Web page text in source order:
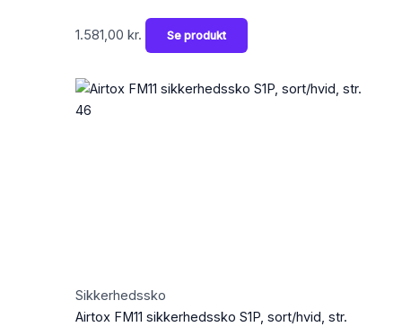
1.581,00 kr. Se produkt
Sikkerhedssko
Airtox FM11 sikkerhedssko S1P, sort/hvid, str.